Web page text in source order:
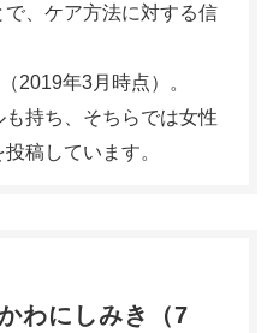
、ケア方法に対する信
2019年3月時点）。
持ち、そちらでは女性
稿しています。
わにしみき（7